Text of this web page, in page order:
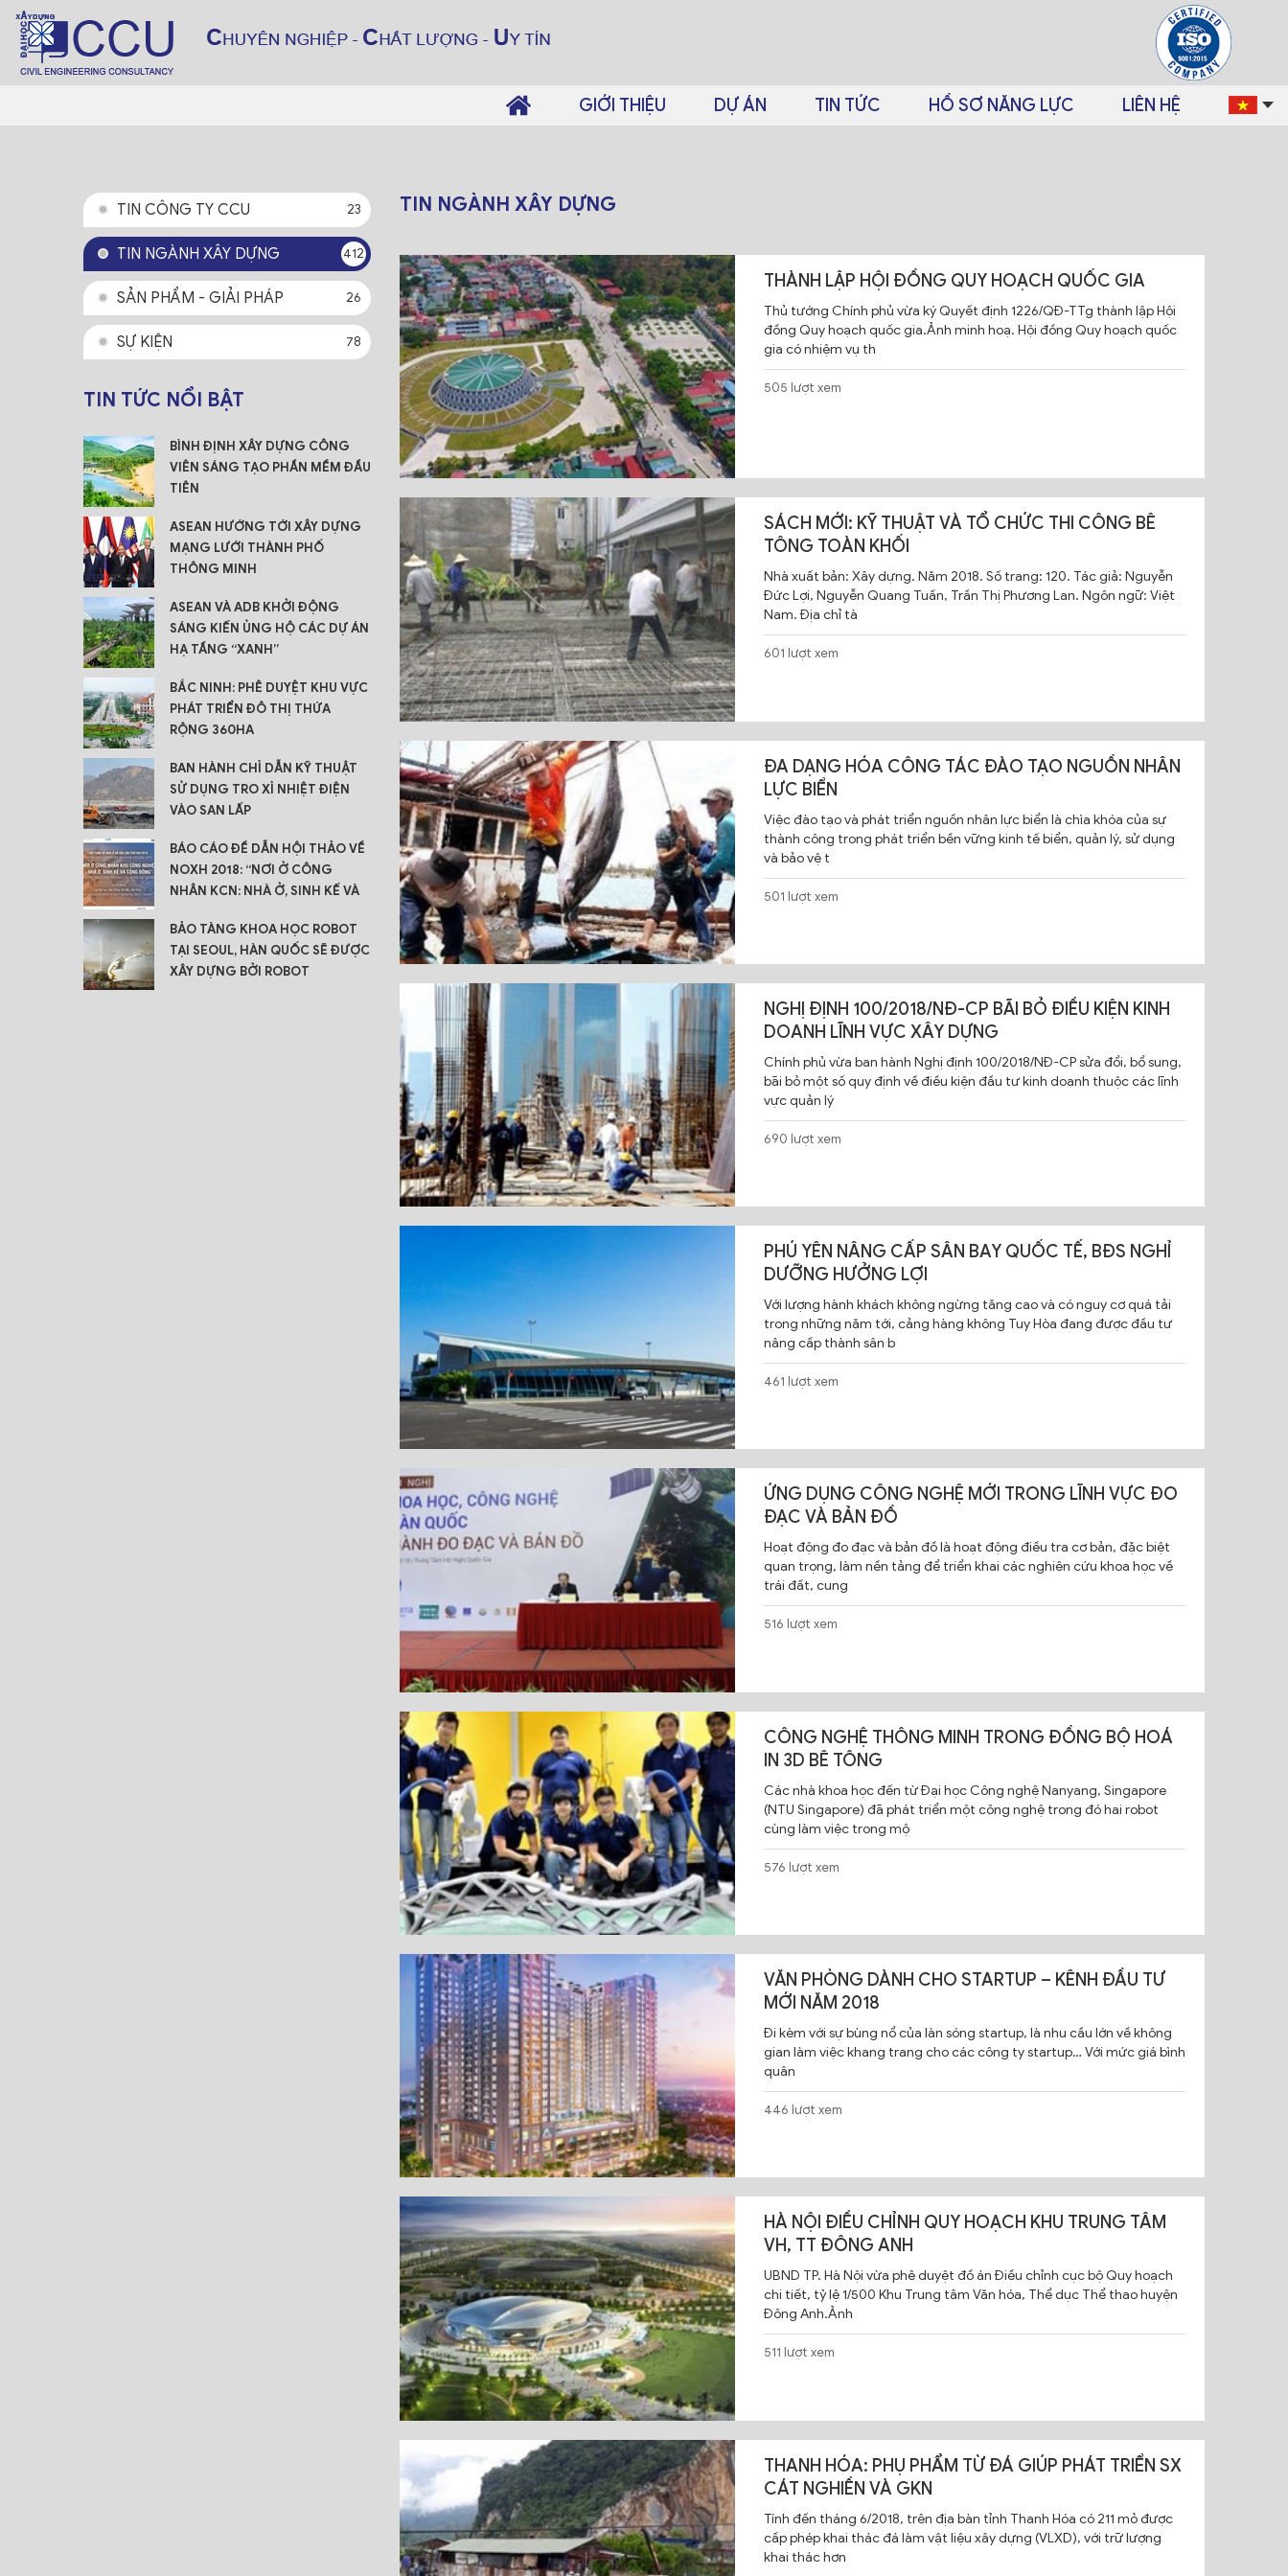
GIỚI THIỆU DỰ ÁN TIN TỨC HỒ SƠ NĂNG LỰC LIÊN HỆ
TIN CÔNG TY CCU 23
TIN NGÀNH XÂY DỰNG 412
SẢN PHẨM - GIẢI PHÁP 26
SỰ KIỆN 78
TIN TỨC NỔI BẬT
BÌNH ĐỊNH XÂY DỰNG CÔNG
VIÊN SÁNG TẠO PHẦN MỀM ĐẦU
TIÊN
ASEAN HƯỚNG TỚI XÂY DỰNG
MẠNG LƯỚI THÀNH PHỐ
THÔNG MINH
ASEAN VÀ ADB KHỞI ĐỘNG
SÁNG KIẾN ỦNG HỘ CÁC DỰ ÁN
HẠ TẦNG “XANH”
BẮC NINH: PHÊ DUYỆT KHU VỰC
PHÁT TRIỂN ĐÔ THỊ THỨA
RỘNG 360HA
BAN HÀNH CHỈ DẪN KỸ THUẬT
SỬ DỤNG TRO XỈ NHIỆT ĐIỆN
VÀO SAN LẤP
BÁO CÁO ĐỀ DẪN HỘI THẢO VỀ
NOXH 2018: “NƠI Ở CÔNG
NHÂN KCN: NHÀ Ở, SINH KẾ VÀ
BẢO TÀNG KHOA HỌC ROBOT
TẠI SEOUL, HÀN QUỐC SẼ ĐƯỢC
XÂY DỰNG BỞI ROBOT
TIN NGÀNH XÂY DỰNG
THÀNH LẬP HỘI ĐỒNG QUY HOẠCH QUỐC GIA
Thủ tướng Chính phủ vừa ký Quyết định 1226/QĐ-TTg thành lập Hội
đồng Quy hoạch quốc gia.Ảnh minh hoạ. Hội đồng Quy hoạch quốc
gia có nhiệm vụ th
505 lượt xem
SÁCH MỚI: KỸ THUẬT VÀ TỔ CHỨC THI CÔNG BÊ
TÔNG TOÀN KHỐI
Nhà xuất bản: Xây dựng. Năm 2018. Số trang: 120. Tác giả: Nguyễn
Đức Lợi, Nguyễn Quang Tuấn, Trần Thị Phương Lan. Ngôn ngữ: Việt
Nam. Địa chỉ tà
601 lượt xem
ĐA DẠNG HÓA CÔNG TÁC ĐÀO TẠO NGUỒN NHÂN
LỰC BIỂN
Việc đào tạo và phát triển nguồn nhân lực biển là chìa khóa của sự
thành công trong phát triển bền vững kinh tế biển, quản lý, sử dụng
và bảo vệ t
501 lượt xem
NGHỊ ĐỊNH 100/2018/NĐ-CP BÃI BỎ ĐIỀU KIỆN KINH
DOANH LĨNH VỰC XÂY DỰNG
Chính phủ vừa ban hành Nghị định 100/2018/NĐ-CP sửa đổi, bổ sung,
bãi bỏ một số quy định về điều kiện đầu tư kinh doanh thuộc các lĩnh
vực quản lý
690 lượt xem
PHÚ YÊN NÂNG CẤP SÂN BAY QUỐC TẾ, BĐS NGHỈ
DƯỠNG HƯỞNG LỢI
Với lượng hành khách không ngừng tăng cao và có nguy cơ quá tải
trong những năm tới, cảng hàng không Tuy Hòa đang được đầu tư
nâng cấp thành sân b
461 lượt xem
ỨNG DỤNG CÔNG NGHỆ MỚI TRONG LĨNH VỰC ĐO
ĐẠC VÀ BẢN ĐỒ
Hoạt động đo đạc và bản đồ là hoạt động điều tra cơ bản, đặc biệt
quan trọng, làm nền tảng để triển khai các nghiên cứu khoa học về
trái đất, cung
516 lượt xem
CÔNG NGHỆ THÔNG MINH TRONG ĐỒNG BỘ HOÁ
IN 3D BÊ TÔNG
Các nhà khoa học đến từ Đại học Công nghệ Nanyang, Singapore
(NTU Singapore) đã phát triển một công nghệ trong đó hai robot
cùng làm việc trong mộ
576 lượt xem
VĂN PHÒNG DÀNH CHO STARTUP – KÊNH ĐẦU TƯ
MỚI NĂM 2018
Đi kèm với sự bùng nổ của làn sóng startup, là nhu cầu lớn về không
gian làm việc khang trang cho các công ty startup… Với mức giá bình
quân
446 lượt xem
HÀ NỘI ĐIỀU CHỈNH QUY HOẠCH KHU TRUNG TÂM
VH, TT ĐÔNG ANH
UBND TP. Hà Nội vừa phê duyệt đồ án Điều chỉnh cục bộ Quy hoạch
chi tiết, tỷ lệ 1/500 Khu Trung tâm Văn hóa, Thể dục Thể thao huyện
Đông Anh.Ảnh
511 lượt xem
THANH HÓA: PHỤ PHẨM TỪ ĐÁ GIÚP PHÁT TRIỂN SX
CÁT NGHIỀN VÀ GKN
Tính đến tháng 6/2018, trên địa bàn tỉnh Thanh Hóa có 211 mỏ được
cấp phép khai thác đá làm vật liệu xây dựng (VLXD), với trữ lượng
khai thác hơn